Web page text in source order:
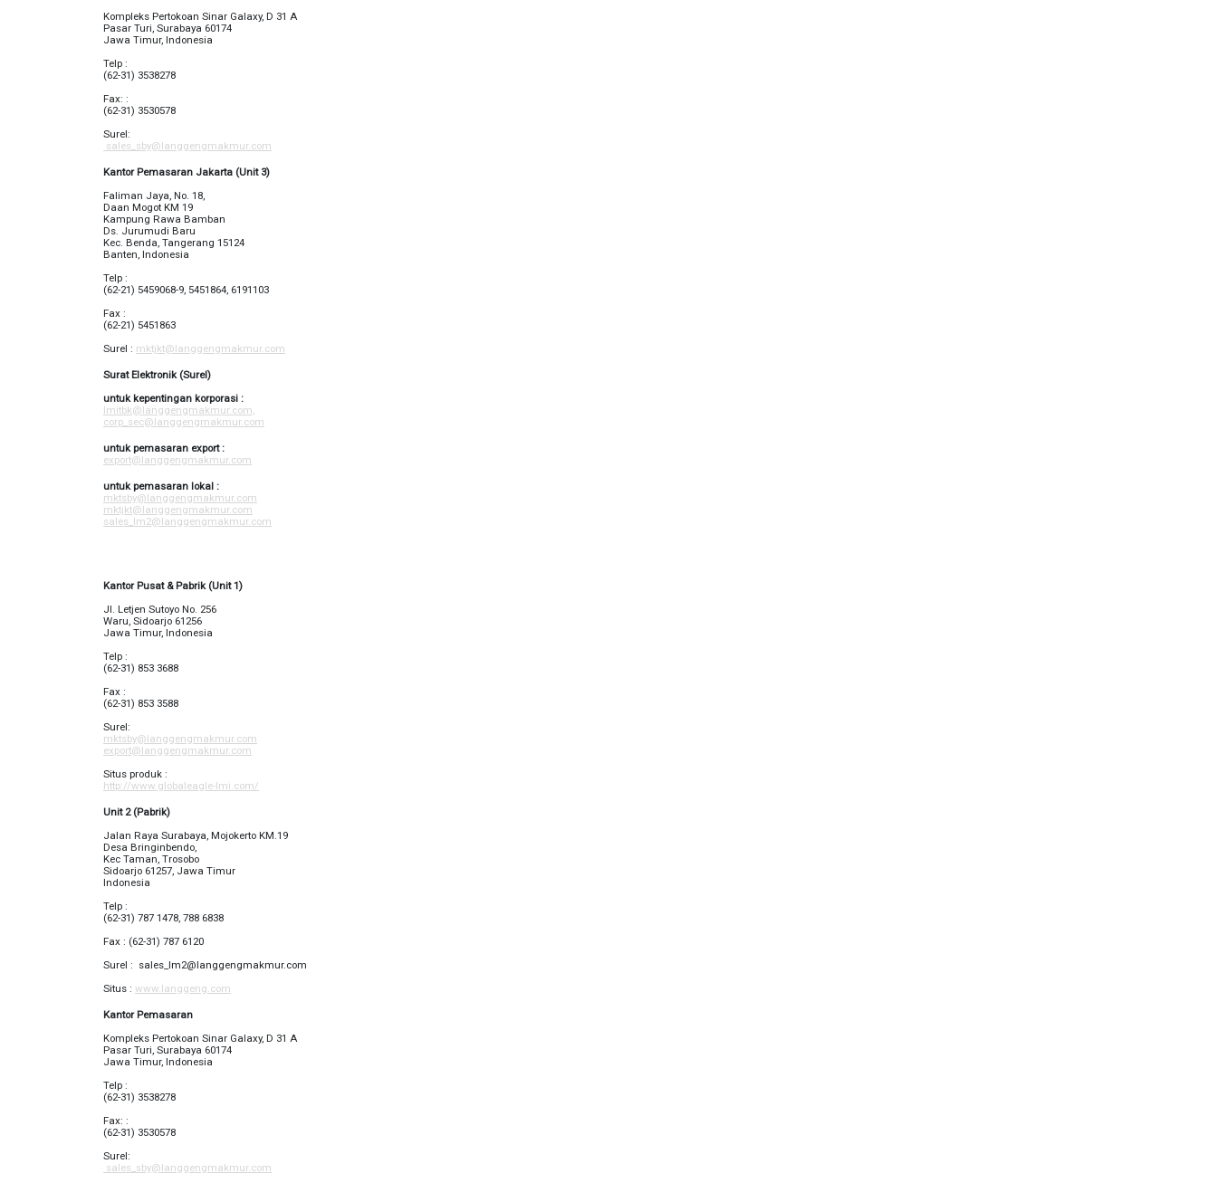
Kompleks Pertokoan Sinar Galaxy, D 31 A
Pasar Turi, Surabaya 60174
Jawa Timur, Indonesia
Telp :
(62-31) 3538278
Fax: :
(62-31) 3530578
Surel:
sales_sby@langgengmakmur.com
Kantor Pemasaran Jakarta (Unit 3)
Faliman Jaya, No. 18,
Daan Mogot KM 19
Kampung Rawa Bamban
Ds. Jurumudi Baru
Kec. Benda, Tangerang 15124
Banten, Indonesia
Telp :
(62-21) 5459068-9, 5451864, 6191103
Fax :
(62-21) 5451863
Surel : mktjkt@langgengmakmur.com
Surat Elektronik (Surel)
untuk kepentingan korporasi :
lmitbk@langgengmakmur.com,
corp_sec@langgengmakmur.com
untuk pemasaran export :
export@langgengmakmur.com
untuk pemasaran lokal :
mktsby@langgengmakmur.com
mktjkt@langgengmakmur.com
sales_lm2@langgengmakmur.com
Kantor Pusat & Pabrik (Unit 1)
Jl. Letjen Sutoyo No. 256
Waru, Sidoarjo 61256
Jawa Timur, Indonesia
Telp :
(62-31) 853 3688
Fax :
(62-31) 853 3588
Surel:
mktsby@langgengmakmur.com
export@langgengmakmur.com
Situs produk :
http://www.globaleagle-lmi.com/
Unit 2 (Pabrik)
Jalan Raya Surabaya, Mojokerto KM.19
Desa Bringinbendo,
Kec Taman, Trosobo
Sidoarjo 61257, Jawa Timur
Indonesia
Telp :
(62-31) 787 1478, 788 6838
Fax : (62-31) 787 6120
Surel : sales_lm2@langgengmakmur.com
Situs : www.langgeng.com
Kantor Pemasaran
Kompleks Pertokoan Sinar Galaxy, D 31 A
Pasar Turi, Surabaya 60174
Jawa Timur, Indonesia
Telp :
(62-31) 3538278
Fax: :
(62-31) 3530578
Surel:
sales_sby@langgengmakmur.com